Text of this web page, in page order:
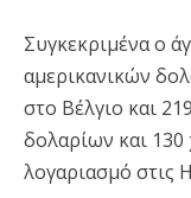
Συγκεκριμένα ο
αμερικανικών
στο Βέλγιο και
δολαρίων και
λογαριασμό στις